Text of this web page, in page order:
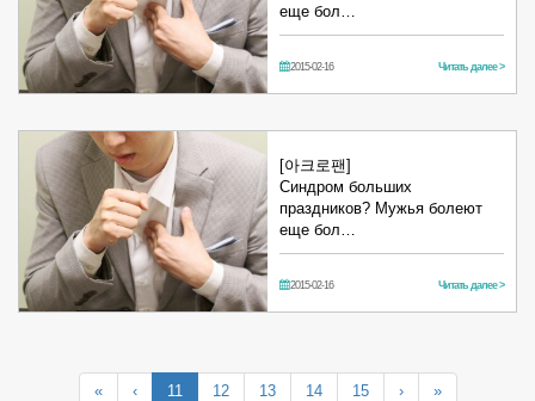
еще бол…
2015-02-16 Читать далее >
[아크로팬]
Синдром больших
праздников? Мужья болеют
еще бол…
2015-02-16 Читать далее >
« ‹ 11 12 13 14 15 › »